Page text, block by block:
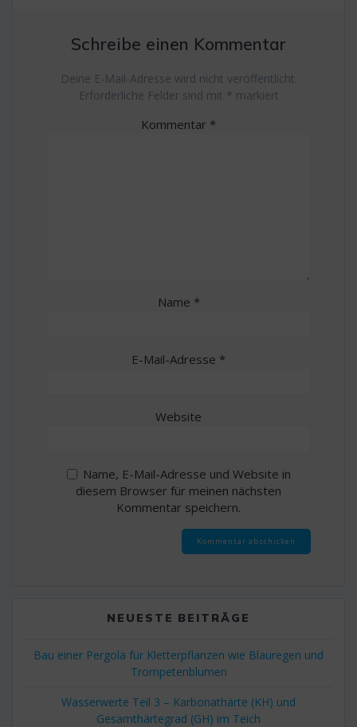
Schreibe einen Kommentar
Deine E-Mail-Adresse wird nicht veröffentlicht.
Erforderliche Felder sind mit * markiert
Kommentar *
Name *
E-Mail-Adresse *
Website
Name, E-Mail-Adresse und Website in
diesem Browser für meinen nächsten
Kommentar speichern.
NEUESTE BEITRÄGE
Bau einer Pergola für Kletterpflanzen wie Blauregen und
Trompetenblumen
Wasserwerte Teil 3 – Karbonathärte (KH) und
Gesamthärtegrad (GH) im Teich